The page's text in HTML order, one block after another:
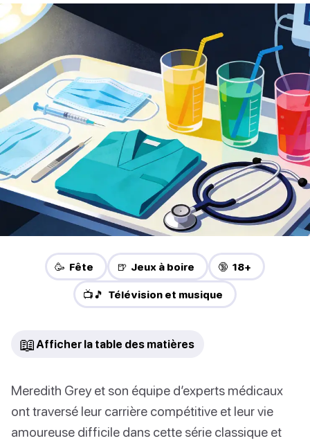
🥳 Fête 🍺 Jeux à boire 🔞 18+
📺🎵 Télévision et musique
📖 Afficher la table des matières
Meredith Grey et son équipe d’experts médicaux
ont traversé leur carrière compétitive et leur vie
amoureuse difficile dans cette série classique et